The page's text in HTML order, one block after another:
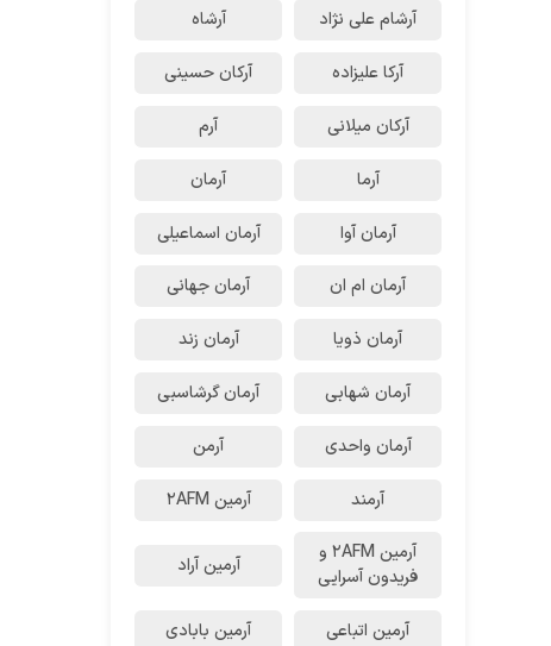
آرشام علی نژاد آرشاه
آرکا علیزاده آرکان حسینی
آرکان میلانی آرم
آرما آرمان
آرمان آوا آرمان اسماعیلی
آرمان ام ان آرمان جهانی
آرمان ذویا آرمان زند
آرمان شهابی آرمان گرشاسبی
آرمان واحدی آرمن
آرمند آرمین 2AFM
آرمین 2AFM و
فریدون آسرایی
آرمین آراد
آرمین اتباعی آرمین بابادی